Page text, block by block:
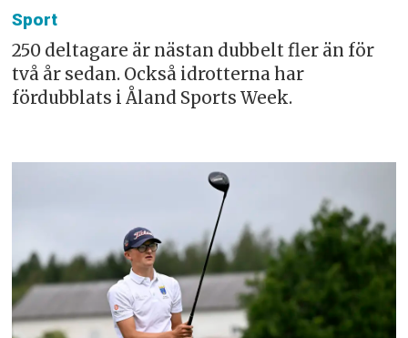
Sport
250 deltagare är nästan dubbelt fler än för
två år sedan. Också idrotterna har
fördubblats i Åland Sports Week.